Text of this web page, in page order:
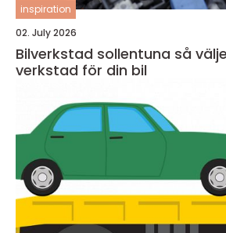
inspiration
02. July 2026
Bilverkstad sollentuna så väljer du rätt
verkstad för din bil